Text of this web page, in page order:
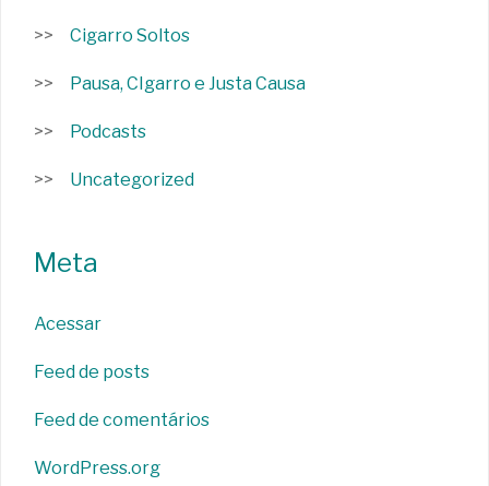
Cigarro Soltos
Pausa, CIgarro e Justa Causa
Podcasts
Uncategorized
Meta
Acessar
Feed de posts
Feed de comentários
WordPress.org